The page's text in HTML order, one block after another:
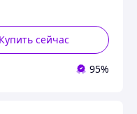
Купить сейчас
95%